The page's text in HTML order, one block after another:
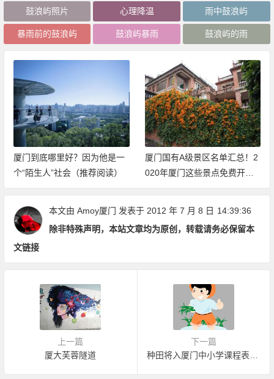
鼓浪屿照片 心理降温 雨中鼓浪屿
暴雨前的鼓浪屿 鼓浪屿暴雨 鼓浪屿的雨
厦门到底哪里好？因为他是一
个“陌生人”社会（推荐阅读）
厦门国有A级景区名单汇总！2
020年厦门这些景点免费开放
（持续更新中）
本文由 Amoy厦门 发表于 2012 年 7 月 8 日 14:39:36
除非特殊声明，本站文章均为原创，转载请务必保留本
文链接
上一篇
厦大芙蓉隧道
下一篇